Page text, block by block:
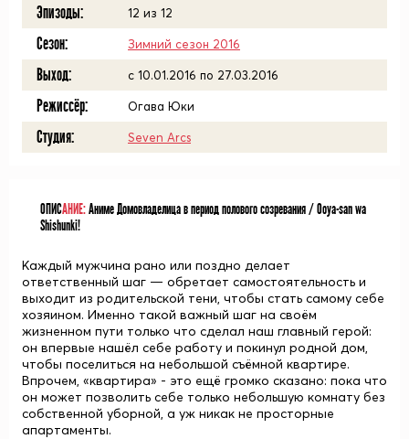
Эпизоды: 12 из 12
Сезон: Зимний сезон 2016
Выход: c 10.01.2016 по 27.03.2016
Режиссёр: Огава Юки
Студия: Seven Arcs
ОПИСАНИЕ:Аниме Домовладелица в период полового созревания / Ooya-san wa
Shishunki!
Каждый мужчина рано или поздно делает
ответственный шаг — обретает самостоятельность и
выходит из родительской тени, чтобы стать самому себе
хозяином. Именно такой важный шаг на своём
жизненном пути только что сделал наш главный герой:
он впервые нашёл себе работу и покинул родной дом,
чтобы поселиться на небольшой съёмной квартире.
Впрочем, «квартира» - это ещё громко сказано: пока что
он может позволить себе только небольшую комнату без
собственной уборной, а уж никак не просторные
апартаменты.